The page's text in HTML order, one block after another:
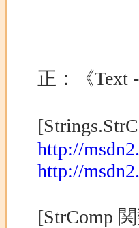
正：《Text
http://
http://
[StrComp